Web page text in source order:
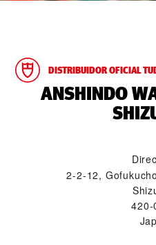
DISTRIBUIDOR OFICIAL
‭ANSHINDO
2-2-12,
420-